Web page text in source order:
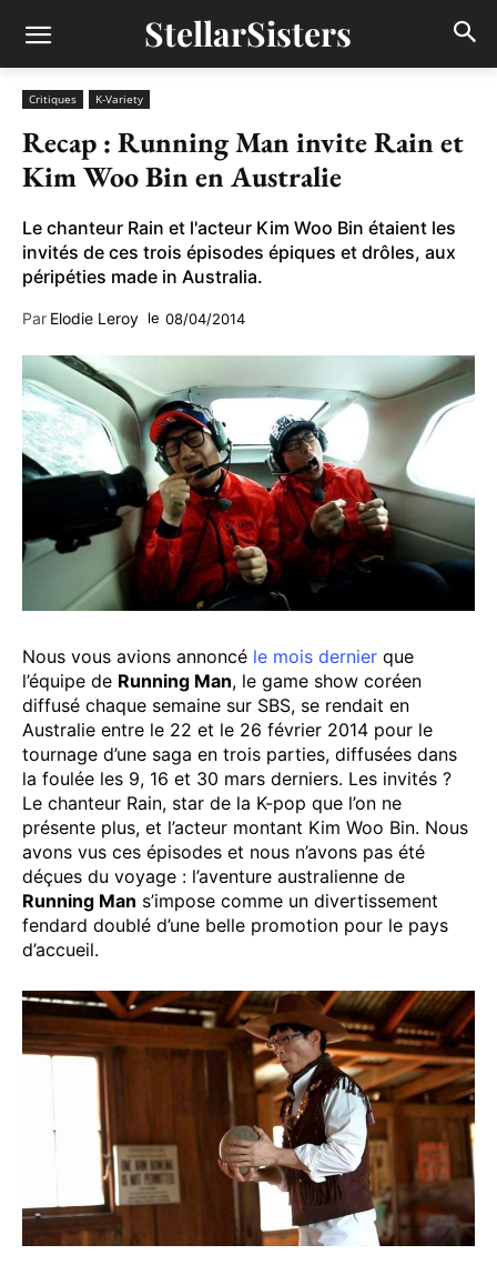
StellarSisters
Critiques K-Variety
Recap : Running Man invite Rain et
Kim Woo Bin en Australie
Le chanteur Rain et l'acteur Kim Woo Bin étaient les
invités de ces trois épisodes épiques et drôles, aux
péripéties made in Australia.
Par Elodie Leroy le 08/04/2014
Nous vous avions annoncé le mois dernier que
l’équipe de Running Man, le game show coréen
diffusé chaque semaine sur SBS, se rendait en
Australie entre le 22 et le 26 février 2014 pour le
tournage d’une saga en trois parties, diffusées dans
la foulée les 9, 16 et 30 mars derniers. Les invités ?
Le chanteur Rain, star de la K-pop que l’on ne
présente plus, et l’acteur montant Kim Woo Bin. Nous
avons vus ces épisodes et nous n’avons pas été
déçues du voyage : l’aventure australienne de
Running Man s’impose comme un divertissement
fendard doublé d’une belle promotion pour le pays
d’accueil.